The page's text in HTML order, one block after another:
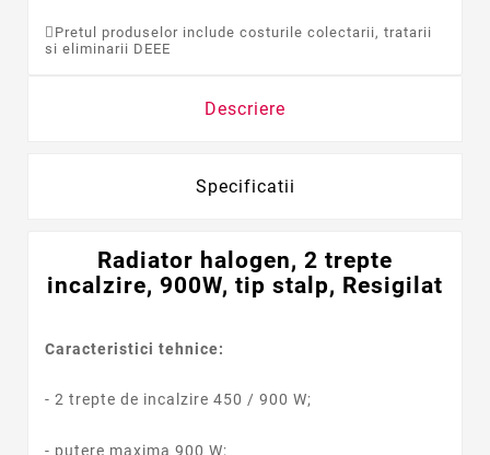
Pretul produselor include costurile colectarii, tratarii
si eliminarii DEEE
Descriere
Specificatii
Radiator halogen, 2 trepte
incalzire, 900W, tip stalp, Resigilat
Caracteristici tehnice:
- 2 trepte de incalzire 450 / 900 W;
- putere maxima 900 W;